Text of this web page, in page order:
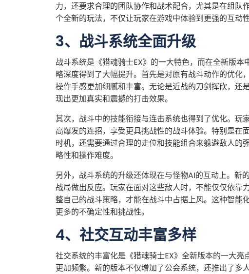
力，还要求合理的团队协作和战术配合，尤其是在组队
个全新的玩法，不仅让玩家在游戏中体验到更强的互动
3、战斗系统全面升级
战斗系统是《猎魂骑士EX》的一大特色，而在全新版
略深度得到了大幅提升。首先是对原有战斗动作的优化
操作手感更加细腻和丰富。无论是近战的刀剑挥砍，还
现出更加真实和震撼的打击效果。
其次，战斗中的技能衔接与连击系统也得到了优化。玩
高爆发的连招，享受更具挑战性的战斗体验。特别是在
时机，还需要通过合理的走位和技能组合来躲避敌人的
略性和操作难度。
另外，战斗系统的升级还体现在与怪物AI的互动上。新
战局做出反应。玩家在面对这些敌人时，不能仅仅依靠
整自己的战斗策略，才能在战斗中占据上风。这种智能
更多的不确定性和挑战性。
4、社交互动丰富多样
社交系统的丰富化是《猎魂骑士EX》全新版本的一大
更加频繁。新的版本不仅增加了公会系统，还推出了多